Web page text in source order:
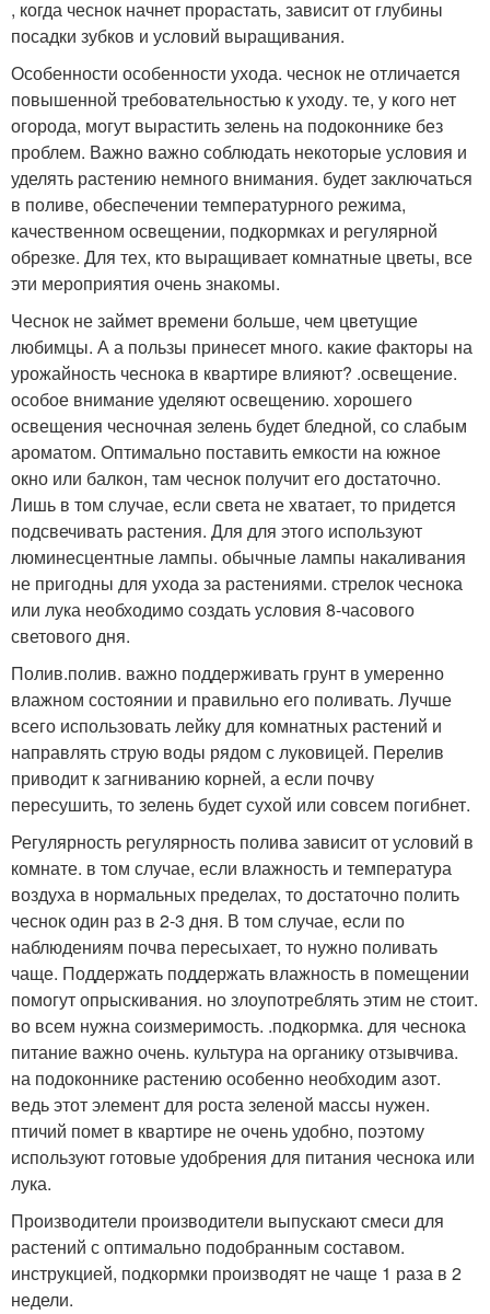
, когда чеснок начнет прорастать, зависит от глубины
посадки зубков и условий выращивания.
Особенности особенности ухода. чеснок не отличается
повышенной требовательностью к уходу. те, у кого нет
огорода, могут вырастить зелень на подоконнике без
проблем. Важно важно соблюдать некоторые условия и
уделять растению немного внимания. будет заключаться
в поливе, обеспечении температурного режима,
качественном освещении, подкормках и регулярной
обрезке. Для тех, кто выращивает комнатные цветы, все
эти мероприятия очень знакомы.
Чеснок не займет времени больше, чем цветущие
любимцы. А а пользы принесет много. какие факторы на
урожайность чеснока в квартире влияют? .освещение.
особое внимание уделяют освещению. хорошего
освещения чесночная зелень будет бледной, со слабым
ароматом. Оптимально поставить емкости на южное
окно или балкон, там чеснок получит его достаточно.
Лишь в том случае, если света не хватает, то придется
подсвечивать растения. Для для этого используют
люминесцентные лампы. обычные лампы накаливания
не пригодны для ухода за растениями. стрелок чеснока
или лука необходимо создать условия 8-часового
светового дня.
Полив.полив. важно поддерживать грунт в умеренно
влажном состоянии и правильно его поливать. Лучше
всего использовать лейку для комнатных растений и
направлять струю воды рядом с луковицей. Перелив
приводит к загниванию корней, а если почву
пересушить, то зелень будет сухой или совсем погибнет.
Регулярность регулярность полива зависит от условий в
комнате. в том случае, если влажность и температура
воздуха в нормальных пределах, то достаточно полить
чеснок один раз в 2-3 дня. В том случае, если по
наблюдениям почва пересыхает, то нужно поливать
чаще. Поддержать поддержать влажность в помещении
помогут опрыскивания. но злоупотреблять этим не стоит.
во всем нужна соизмеримость. .подкормка. для чеснока
питание важно очень. культура на органику отзывчива.
на подоконнике растению особенно необходим азот.
ведь этот элемент для роста зеленой массы нужен.
птичий помет в квартире не очень удобно, поэтому
используют готовые удобрения для питания чеснока или
лука.
Производители производители выпускают смеси для
растений с оптимально подобранным составом.
инструкцией, подкормки производят не чаще 1 раза в 2
недели.